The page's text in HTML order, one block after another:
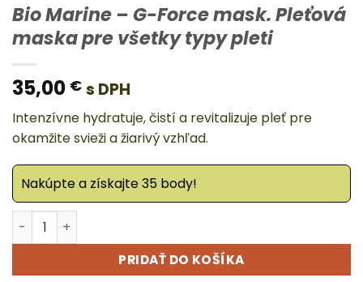
Bio Marine – G-Force mask. Pleťová
maska pre všetky typy pleti
35,00 € s DPH
Intenzívne hydratuje, čistí a revitalizuje pleť pre
okamžite svieži a žiarivý vzhľad.
Nakúpte a získajte 35 body!
množstvo Bio Marine – G-Force mask. Pleťová maska
PRIDAŤ DO KOŠÍKA
Alternative: